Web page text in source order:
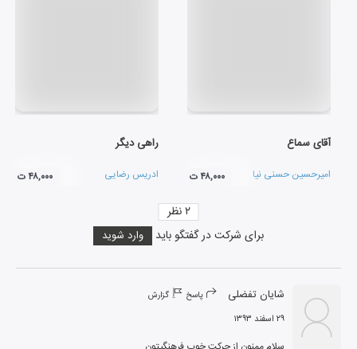
آقای سماع
امیرحسین حسنی نیا ۴۸,۰۰۰ ت
راهی دیگر
ادریس رضایی ۴۸,۰۰۰ ت
برای شرکت در گفتگو باید وارد شوید
۲نظر
شایان تفضلی پاسخ گزارش
۲۹ اسفند ۱۳۹۳